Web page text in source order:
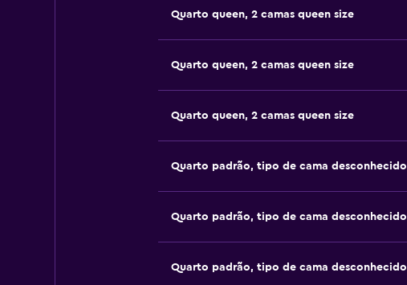
Quarto queen, 2 camas queen size
Quarto queen, 2 camas queen size
Quarto queen, 2 camas queen size
Quarto padrão, tipo de cama desconhecido
Quarto padrão, tipo de cama desconhecido
Quarto padrão, tipo de cama desconhecido